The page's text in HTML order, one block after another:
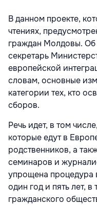
В данном проекте,
чтениях,
граждан Молдовы. Об
секретарь
европейской
словам, основные
категории тех, кто
сборов.
Речь идет, в том
которые едут в
родственников, а
семинаров и
упрощена процедура
один год и пять лет,
гражданского